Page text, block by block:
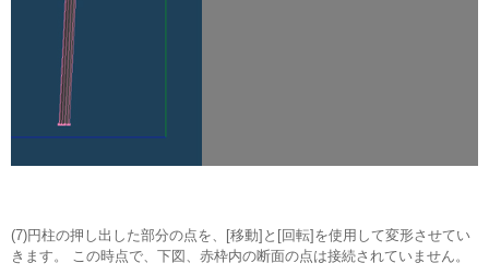
(7)円柱の押し出した部分の点を、[移動]と[回転]を使用して変形させてい
きます。 この時点で、下図、赤枠内の断面の点は接続されていません。